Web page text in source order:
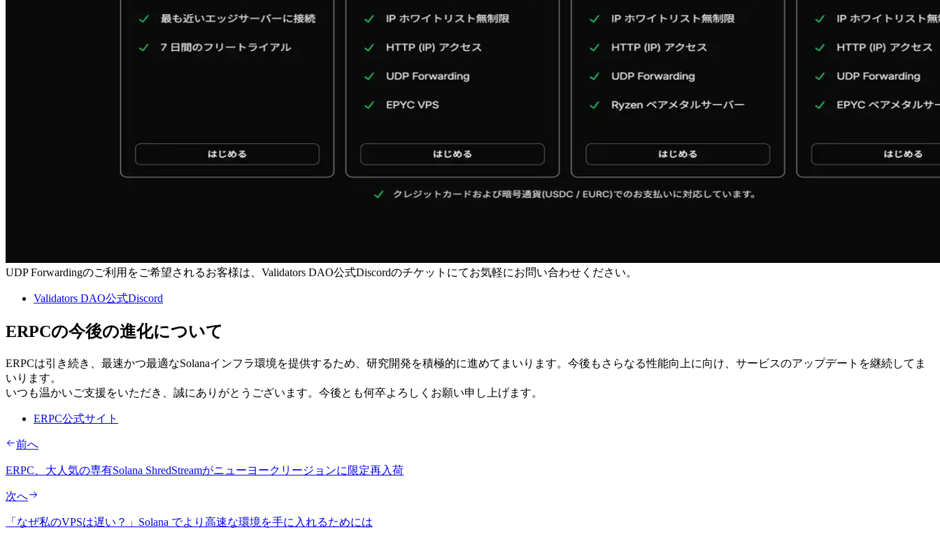
UDP Forwardingのご利用をご希望されるお客様は、Validators DAO公式Discordのチケットにてお気軽にお問い合わせください。
Validators DAO公式Discord
ERPCの今後の進化について
ERPCは引き続き、最速かつ最適なSolanaインフラ環境を提供するため、研究開発を積極的に進めてまいります。今後もさらなる性能向上に向け、サービスのアップデートを継続してま
いります。
いつも温かいご支援をいただき、誠にありがとうございます。今後とも何卒よろしくお願い申し上げます。
ERPC公式サイト
前へ
ERPC、大人気の専有Solana ShredStreamがニューヨークリージョンに限定再入荷
次へ
「なぜ私のVPSは遅い？」Solana でより高速な環境を手に入れるためには